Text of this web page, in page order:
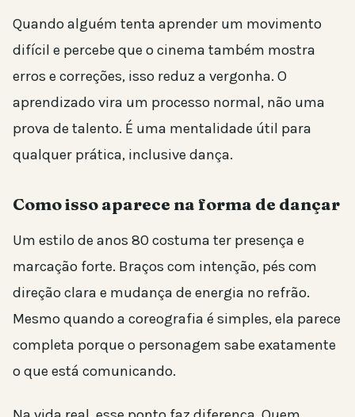
Quando alguém tenta aprender um movimento
difícil e percebe que o cinema também mostra
erros e correções, isso reduz a vergonha. O
aprendizado vira um processo normal, não uma
prova de talento. É uma mentalidade útil para
qualquer prática, inclusive dança.
Como isso aparece na forma de dançar
Um estilo de anos 80 costuma ter presença e
marcação forte. Braços com intenção, pés com
direção clara e mudança de energia no refrão.
Mesmo quando a coreografia é simples, ela parece
completa porque o personagem sabe exatamente
o que está comunicando.